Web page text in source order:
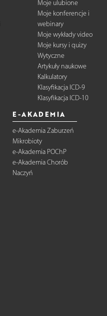
Moje ulubione
Moje konferencje i
webinary
Moje wykłady video
Moje kursy i quizy
Wytyczne
Artykuły naukowe
Kalkulatory
Klasyfikacja ICD-9
Klasyfikacja ICD-10
E-AKADEMIA
e-Akademia Zaburzeń
Mikrobioty
e-Akademia POChP
e-Akademia Chorób
Naczyń